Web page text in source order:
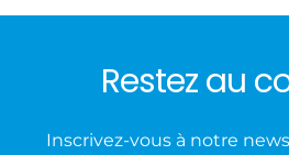
Restez au
Inscrivez-vous à notre